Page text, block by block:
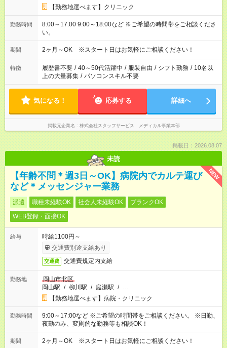
【勤務地選べます】クリニック
勤務時間
8:00～17:00 9:00～18:00など ※ご希望の時間帯をご相談くださ
い。
期間 2ヶ月～OK ※スタート日はお気軽にご相談ください！
特徴 履歴書不要 / 40～50代活躍中 / 服装自由 / シフト勤務 / 10名以
上の大量募集 / パソコンスキル不要
気になる！ 応募する 詳細へ
掲載元企業名 株式会社スタッフサービス メディカル事業本部
掲載日：2026.08.07
未読
NEW
【年齢不問＊週3日～OK】病院内でカルテ運び
など＊メッセンジャー業務
派遣 職種未経験OK 社会人未経験OK
ブランクOK
WEB登録・面接OK
給与
時給1100円～
交通費別途支給あり
交通費 交通費規定内支給
勤務地
岡山市北区
岡山駅 / 柳川駅 / 庭瀬駅 / …
【勤務地選べます】病院・クリニック
勤務時間
9:00～17:00など ※ご希望の時間帯をご相談ください。 ※日勤、
夜勤のみ、変則的な勤務等も相談OK！
期間 2ヶ月～OK ※スタート日はお気軽にご相談ください！